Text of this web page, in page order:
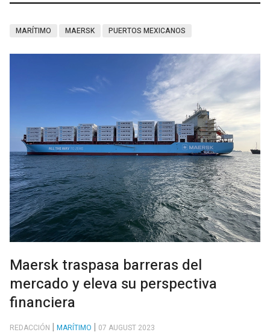
MARÍTIMO MAERSK PUERTOS MEXICANOS
Maersk traspasa barreras del
mercado y eleva su perspectiva
financiera
REDACCIÓN MARÍTIMO 07 AUGUST 2023